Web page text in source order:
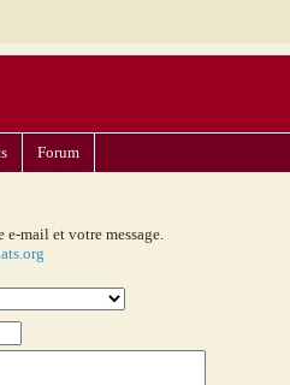
Forum
e-mail et votre message.